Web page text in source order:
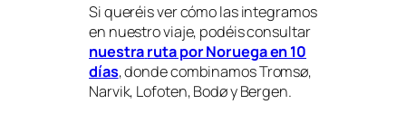
Si queréis ver cómo las integramos
en nuestro viaje, podéis consultar
nuestraruta por Noruega en 10
días, donde combinamos Tromsø,
Narvik, Lofoten, Bodø y Bergen.